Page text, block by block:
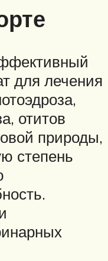
для лечения
отитов
природы,
степень